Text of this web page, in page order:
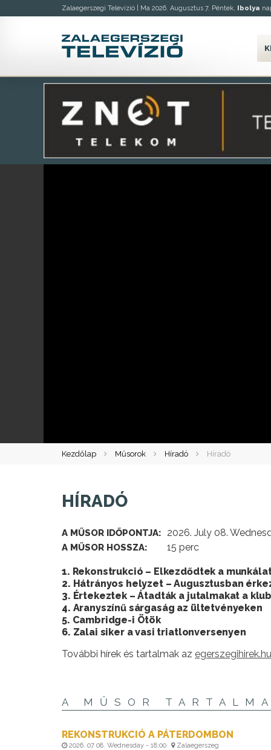
Zalaegerszegi Televízió | Ma 2026. Augusztus 7. Péntek, Ibolya
Kezdőlap Műsorok Híradó Híradó
HÍRADÓ
A MŰSOR IDŐPONTJA: 2026. July 08.
A MŰSOR HOSSZA: 15 perc
1. Rekonstrukció – Elkezdődtek a
2. Hátrányos helyzet – Augusztusban
3. Értekeztek – Átadták a jutalmakat a
4. Aranyszínű sárgaság az ültetvényeken
5. Cambridge-i Ötök
6. Zalai siker a vasi triatlonversenyen
További hírek és tartalmak az egerszegihirek.hu
A MŰSOR TARTALMA
REKONSTRUKCIÓ A PÁTERDOMBON
2026. 07 08. Wednesday - 18:00 Zalaegerszeg